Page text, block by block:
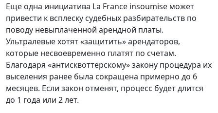
Еще одна инициатива La France insoumise может
привести к всплеску судебных разбирательств по
поводу невыплаченной арендной платы.
Ультралевые хотят «защитить» арендаторов,
которые несвоевременно платят по счетам.
Благодаря «антисквоттерскому» закону процедура их
выселения ранее была сокращена примерно до 6
месяцев. Если закон отменят, процесс будет длится
до 1 года или 2 лет.